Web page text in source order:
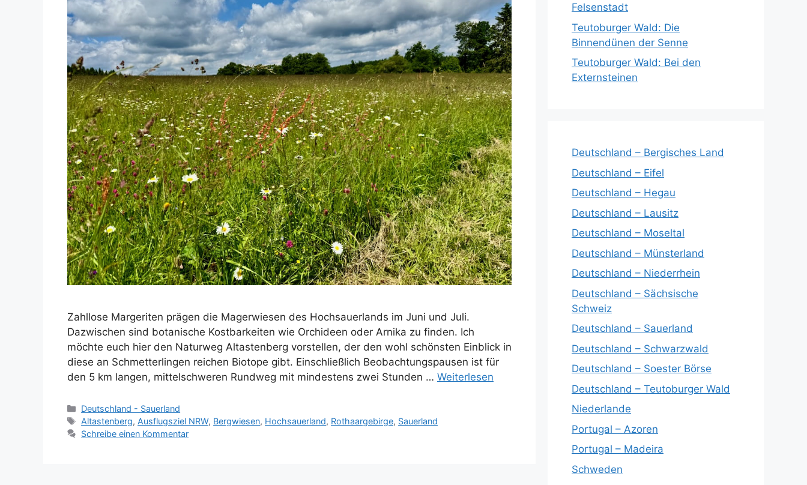
Zahllose Margeriten prägen die Magerwiesen des Hochsauerlands im Juni und Juli.
Dazwischen sind botanische Kostbarkeiten wie Orchideen oder Arnika zu finden. Ich
möchte euch hier den Naturweg Altastenberg vorstellen, der den wohl schönsten Einblick in
diese an Schmetterlingen reichen Biotope gibt. Einschließlich Beobachtungspausen ist für
den 5 km langen, mittelschweren Rundweg mit mindestens zwei Stunden … Weiterlesen
Kategorien
Deutschland - Sauerland
Schlagwörter
Altastenberg, Ausflugsziel NRW, Bergwiesen, Hochsauerland, Rothaargebirge, Sauerland
Schreibe einen Kommentar
Felsenstadt
Teutoburger Wald: Die
Binnendünen der Senne
Teutoburger Wald: Bei den
Externsteinen
Deutschland – Bergisches Land
Deutschland – Eifel
Deutschland – Hegau
Deutschland – Lausitz
Deutschland – Moseltal
Deutschland – Münsterland
Deutschland – Niederrhein
Deutschland – Sächsische
Schweiz
Deutschland – Sauerland
Deutschland – Schwarzwald
Deutschland – Soester Börse
Deutschland – Teutoburger Wald
Niederlande
Portugal – Azoren
Portugal – Madeira
Schweden